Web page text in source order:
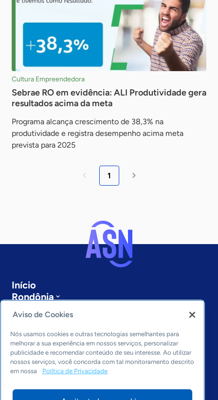
Cultura Empreendedora
Sebrae RO em evidência: ALI Produtividade gera
resultados acima da meta
Programa alcança crescimento de 38,3% na
produtividade e registra desempenho acima meta
prevista para 2025
1
Início
Rondônia
Últimas notícias
Entre em contato
Editorias
Economia & Política
Inovação & Tecnologia
Aviso de Cookies
Nós usamos cookies e outras tecnologias semelhantes para
melhorar a sua experiência em nossos serviços, personalizar
publicidade e recomendar conteúdo de seu interesse. Ao utilizar
nossos serviços, você concorda com tal monitoramento descrito
em nossa
Política de Privacidade